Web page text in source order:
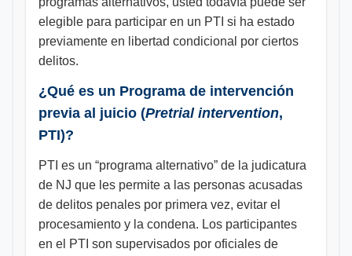
elegible para participar en un PTI si ha estado
previamente en libertad condicional por ciertos
delitos.
¿Qué es un Programa de intervención
previa al juicio (Pretrial intervention,
PTI)?
PTI es un “programa alternativo” de la judicatura
de NJ que les permite a las personas acusadas
de delitos penales por primera vez, evitar el
procesamiento y la condena. Los participantes
en el PTI son supervisados por oficiales de